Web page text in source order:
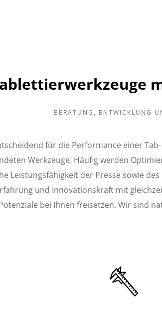
BERATUNG, ENTWICKLUNG
für die Performance einer
Werkzeuge. Häufig werden
Leistungsfähigkeit der Presse sowie
und Innovationskraft mit
bei Ihnen freisetzen. Wir sind